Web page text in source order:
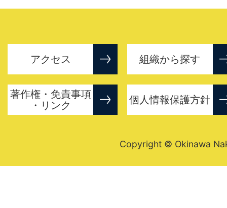
アクセス 組織から探す
著作権・免責事項
・リンク
個人情報保護方針
Copyright © Okinawa